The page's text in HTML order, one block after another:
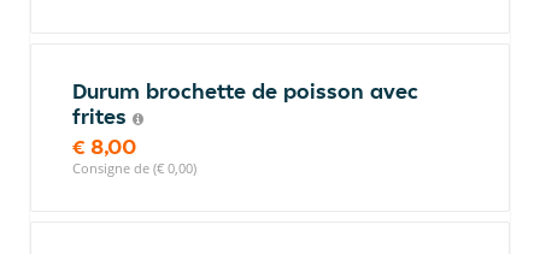
Durum brochette de poisson avec
frites
€ 8,00
Consigne de (€ 0,00)